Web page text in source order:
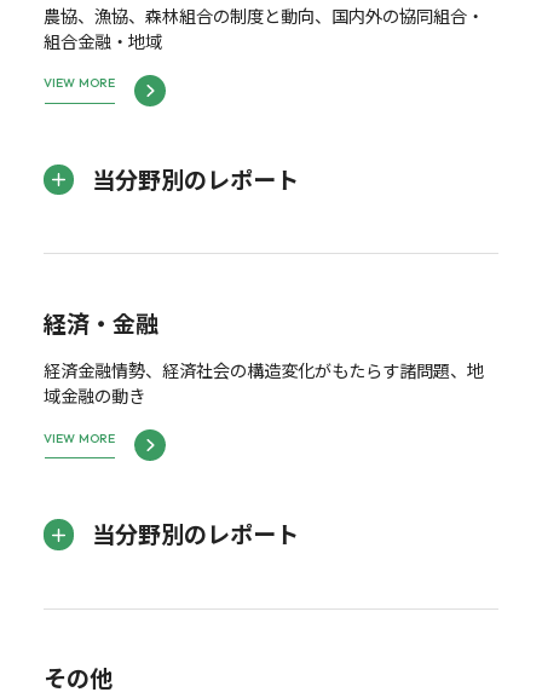
農協、漁協、森林組合の制度と動向、国内外の協同組合・
組合金融・地域
VIEW MORE
当分野別のレポート
経済・金融
経済金融情勢、経済社会の構造変化がもたらす諸問題、地
域金融の動き
VIEW MORE
当分野別のレポート
その他